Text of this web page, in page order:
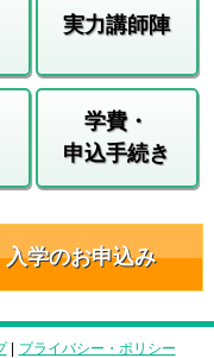
実力講師陣
学費・
申込手続き
入学のお申込み
| プライバシー・ポリシー